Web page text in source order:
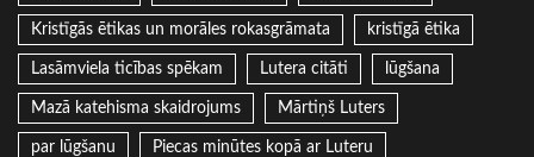
Kristīgās ētikas un morāles rokasgrāmata kristīgā ētika
Lasāmviela ticības spēkam Lutera citāti lūgšana
Mazā katehisma skaidrojums Mārtiņš Luters
par lūgšanu Piecas minūtes kopā ar Luteru